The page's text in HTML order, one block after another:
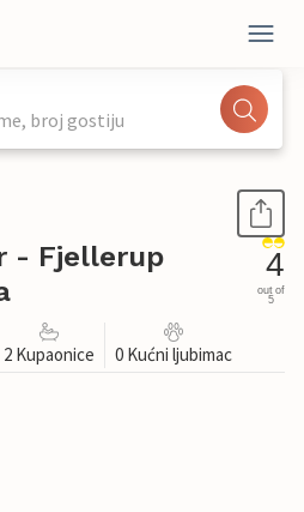
broj gostiju
- Fjellerup
4
out of
5
2 Kupaonice 0 Kućni ljubimac